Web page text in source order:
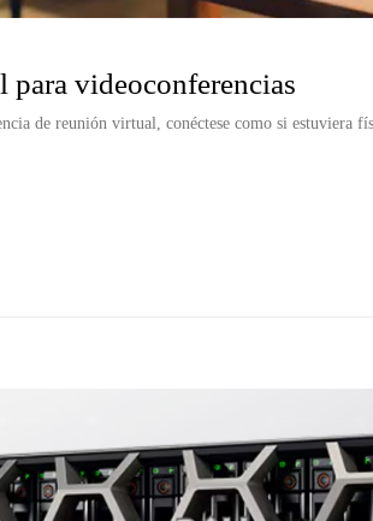
videoconferencias
de reunión virtual, conéctese como si estuviera